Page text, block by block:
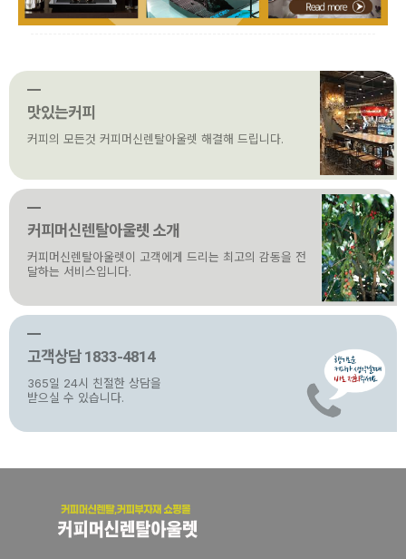
맛있는커피
커피의 모든것 커피머신렌탈아울렛 해결해 드립니다.
커피머신렌탈아울렛 소개
커피머신렌탈아울렛이 고객에게 드리는 최고의 감동을 전
달하는 서비스입니다.
고객상담 1833-4814
365일 24시 친절한 상담을
받으실 수 있습니다.